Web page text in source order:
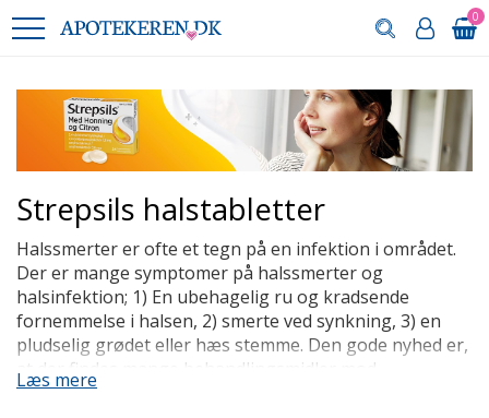
0
Strepsils halstabletter
Halssmerter er ofte et tegn på en infektion i området.
Der er mange symptomer på halssmerter og
halsinfektion; 1) En ubehagelig ru og kradsende
fornemmelse i halsen, 2) smerte ved synkning, 3) en
pludselig grødet eller hæs stemme. Den gode nyhed er,
at der findes mange behandlingsmidler mod
halssmerte. Eksempelvis lægemidlet Strepsils, der
Læs mere